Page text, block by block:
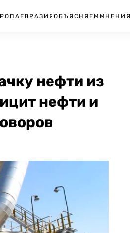
ЕВРАЗИЯ ОБЪЯСНЯЕМ МНЕНИЯ
нефти из
нефти и